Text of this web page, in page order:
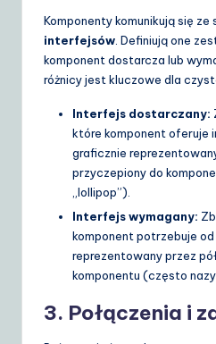
Komponenty komunikują się
interfejsów . Definiują one
komponent dostarcza lub
różnicy jest kluczowe dla
Interfejs dostarczany:
które komponent oferuje
graficznie
przyczepiony do
„lollipop”).
Interfejs wymagany:
komponent potrzebuje od
reprezentowany przez
komponentu (często
3. Połączenia i